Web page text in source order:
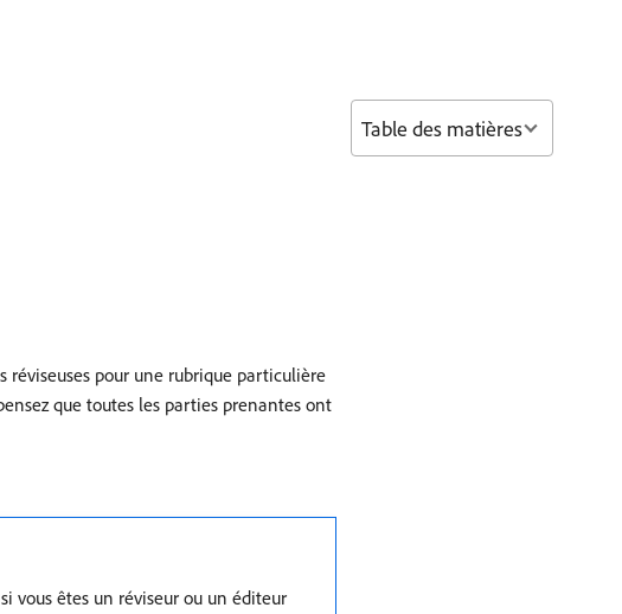
réviseuses pour une rubrique particulière
que toutes les parties prenantes ont
vous êtes un réviseur ou un éditeur
Table des matières